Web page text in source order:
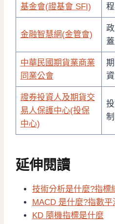
基金會(證基會 SFI)
金融智慧網(金管會)
中華民國期貨業商業
同業公會
證券投資人及期貨交
易人保護中心(投保
中心)
制
延伸閱讀
技術分析是什麼?指標
MACD 是什麼?指數
KD 隨機指標是什麼